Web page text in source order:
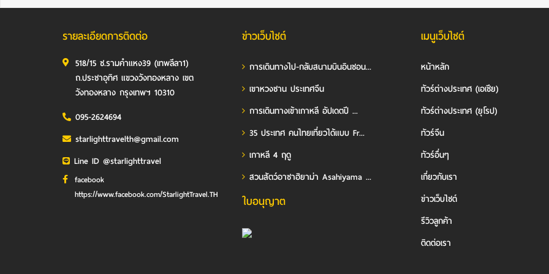
รายละเอียดการติดต่อ
518/15 ซ.รามคำแหง39 (เทพลีลา1)
ถ.ประชาอุทิศ แขวงวังทองหลาง เขต
วังทองหลาง กรุงเทพฯ 10310
095-2624694
starlighttravelth@gmail.com
Line ID @starlighttravel
facebook
https://www.facebook.com/StarlightTravel.TH
ข่าวเว็บไซต์
การเดินทางไป-กลับสนามบินอินชอน...
เขาหวงซาน ประเทศจีน
การเดินทางเข้าเกาหลี อัปเดตปี ...
35 ประเทศ คนไทยเที่ยวได้แบบ Fr...
เกาหลี 4 ฤดู
สวนสัตว์อาซาฮิยาม่า Asahiyama ...
ใบอนุญาต
เมนูเว็บไซต์
หน้าหลัก
ทัวร์ต่างประเทศ (เอเชีย)
ทัวร์ต่างประเทศ (ยุโรป)
ทัวร์จีน
ทัวร์อื่นๆ
เกี่ยวกับเรา
ข่าวเว็บไซต์
รีวิวลูกค้า
ติดต่อเรา